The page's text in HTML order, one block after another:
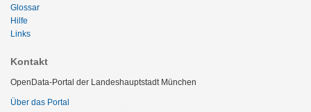
Glossar
Hilfe
Links
Kontakt
OpenData-Portal der Landeshauptstadt München
Über das Portal